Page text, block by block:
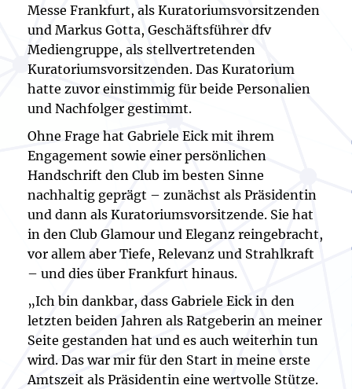
Messe Frankfurt, als Kuratoriumsvorsitzenden
und Markus Gotta, Geschäftsführer dfv
Mediengruppe, als stellvertretenden
Kuratoriumsvorsitzenden. Das Kuratorium
hatte zuvor einstimmig für beide Personalien
und Nachfolger gestimmt.
Ohne Frage hat Gabriele Eick mit ihrem
Engagement sowie einer persönlichen
Handschrift den Club im besten Sinne
nachhaltig geprägt – zunächst als Präsidentin
und dann als Kuratoriumsvorsitzende. Sie hat
in den Club Glamour und Eleganz reingebracht,
vor allem aber Tiefe, Relevanz und Strahlkraft
– und dies über Frankfurt hinaus.
„Ich bin dankbar, dass Gabriele Eick in den
letzten beiden Jahren als Ratgeberin an meiner
Seite gestanden hat und es auch weiterhin tun
wird. Das war mir für den Start in meine erste
Amtszeit als Präsidentin eine wertvolle Stütze.